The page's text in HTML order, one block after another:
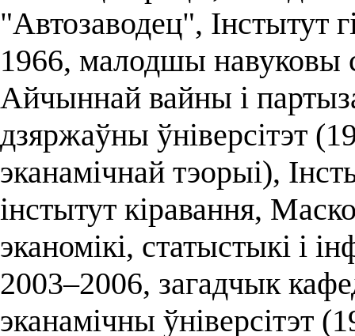
"Автозаводец", Інстытут
1966, малодшы навуковы
Айчыннай вайны і
дзяржаўны ўніверсітэт
эканамічнай тэорыі),
інстытут кіравання,
эканомікі, статыстыкі і
2003–2006, загадчык
эканамічны ўніверсітэт